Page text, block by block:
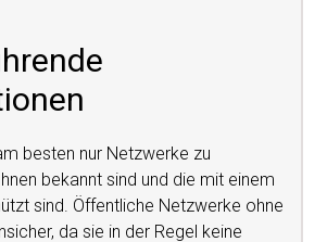
besten nur Netzwerke zu
bekannt sind und die mit einem
sind. Öffentliche Netzwerke ohne
da sie in der Regel keine